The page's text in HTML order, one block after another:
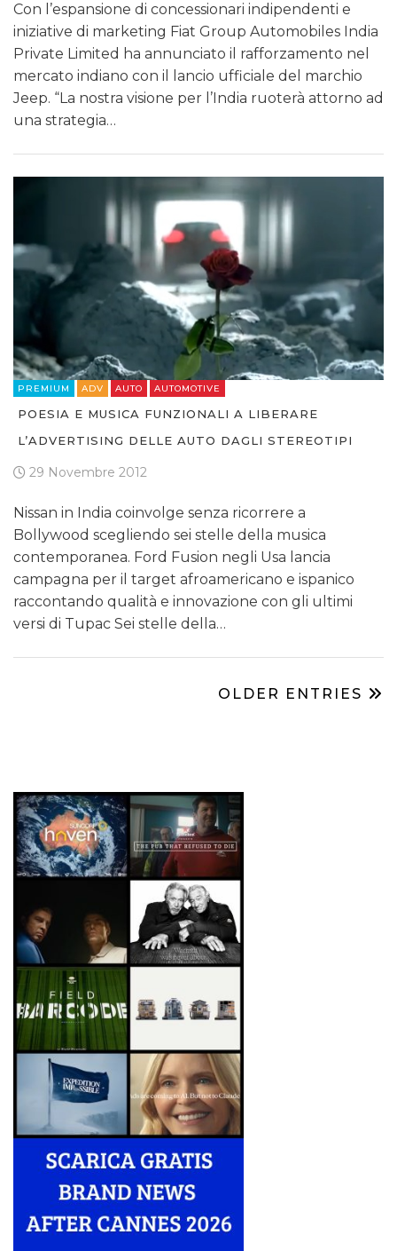
Con l’espansione di concessionari indipendenti e
iniziative di marketing Fiat Group Automobiles India
Private Limited ha annunciato il rafforzamento nel
mercato indiano con il lancio ufficiale del marchio
Jeep. “La nostra visione per l’India ruoterà attorno ad
una strategia…
PREMIUM ADV AUTO AUTOMOTIVE
POESIA E MUSICA FUNZIONALI A LIBERARE
L’ADVERTISING DELLE AUTO DAGLI STEREOTIPI
29 Novembre 2012
Nissan in India coinvolge senza ricorrere a
Bollywood scegliendo sei stelle della musica
contemporanea. Ford Fusion negli Usa lancia
campagna per il target afroamericano e ispanico
raccontando qualità e innovazione con gli ultimi
versi di Tupac Sei stelle della…
OLDER ENTRIES